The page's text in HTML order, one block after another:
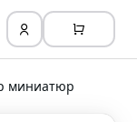
миниатюр